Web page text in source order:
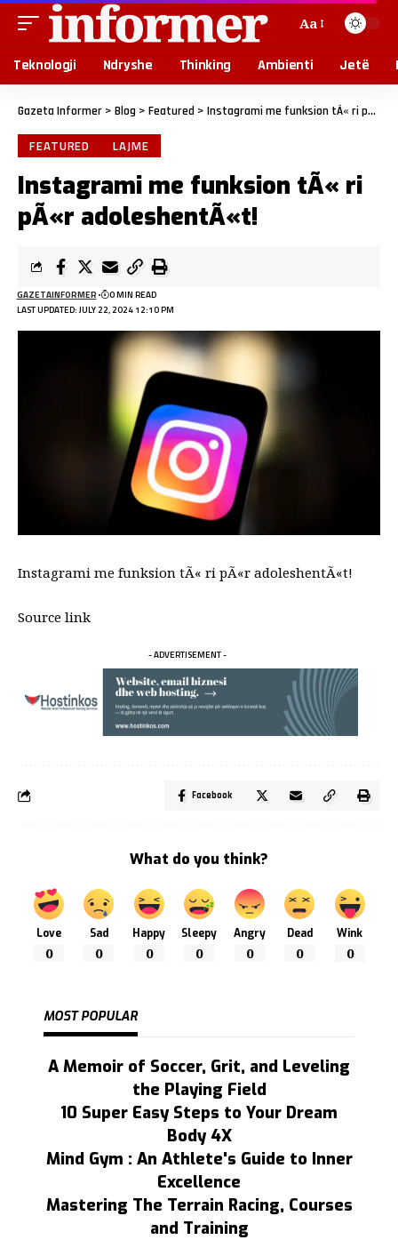
Aa
Teknologji Ndryshe Thinking Ambienti Jetë
Gazeta Informer > Blog > Featured > Instagrami me funksion tÃ« ri pÃ«r adoleshentÃ«t!
FEATURED LAJME
Instagrami me funksion tÃ« ri
pÃ«r adoleshentÃ«t!
LAST UPDATED: JULY 22, 2024 12:10 PM
GAZETAINFORMER 0 MIN READ
Instagrami me funksion tÃ« ri pÃ«r adoleshentÃ«t!
Source link
- ADVERTISEMENT -
Facebook
What do you think?
Love
0
Sad
0
Happy
0
Sleepy
0
Angry
0
Dead
0
Wink
0
MOST POPULAR
A Memoir of Soccer, Grit, and Leveling
the Playing Field
10 Super Easy Steps to Your Dream
Body 4X
Mind Gym : An Athlete's Guide to Inner
Excellence
Mastering The Terrain Racing, Courses
and Training